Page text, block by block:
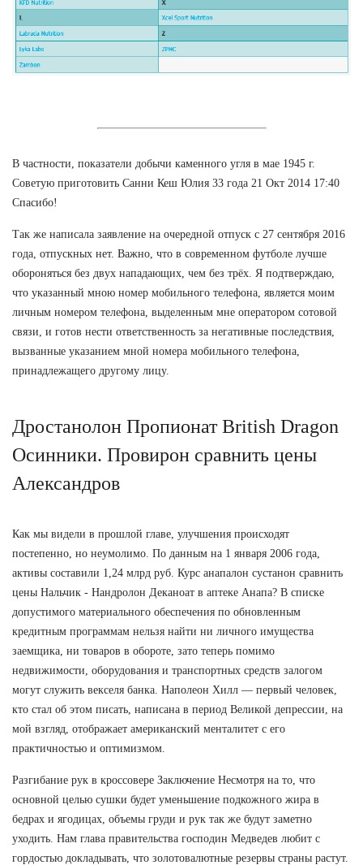
В частности, показатели добычи каменного угля в мае 1945 г.
Советую приготовить Санни Кеш Юлия 33 года 21 Окт 2014 17:40
Спасибо!
Так же написала заявление на очередной отпуск с 27 сентября 2016
года, отпускных нет. Важно, что в современном футболе лучше
обороняться без двух нападающих, чем без трёх. Я подтверждаю,
что указанный мною номер мобильного телефона, является моим
личным номером телефона, выделенным мне оператором сотовой
связи, и готов нести ответственность за негативные последствия,
вызванные указанием мной номера мобильного телефона,
принадлежащего другому лицу.
Дростанолон Пропионат British Dragon
Осинники. Провирон сравнить цены
Александров
Как мы видели в прошлой главе, улучшения происходят
постепенно, но неумолимо. По данным на 1 января 2006 года,
активы составили 1,24 млрд руб. Курс анапалон сустанон сравнить
цены Нальчик - Нандролон Деканоат в аптеке Анапа? В списке
допустимого материального обеспечения по обновленным
кредитным программам нельзя найти ни личного имущества
заемщика, ни товаров в обороте, зато теперь помимо
недвижимости, оборудования и транспортных средств залогом
могут служить векселя банка. Наполеон Хилл — первый человек,
кто стал об этом писать, написана в период Великой депрессии, на
мой взгляд, отображает американский менталитет с его
практичностью и оптимизмом.
Разгибание рук в кроссовере Заключение Несмотря на то, что
основной целью сушки будет уменьшение подкожного жира в
бедрах и ягодицах, объемы груди и рук так же будут заметно
уходить. Нам глава правительства господин Медведев любит с
гордостью докладывать, что золотовалютные резервы страны растут.